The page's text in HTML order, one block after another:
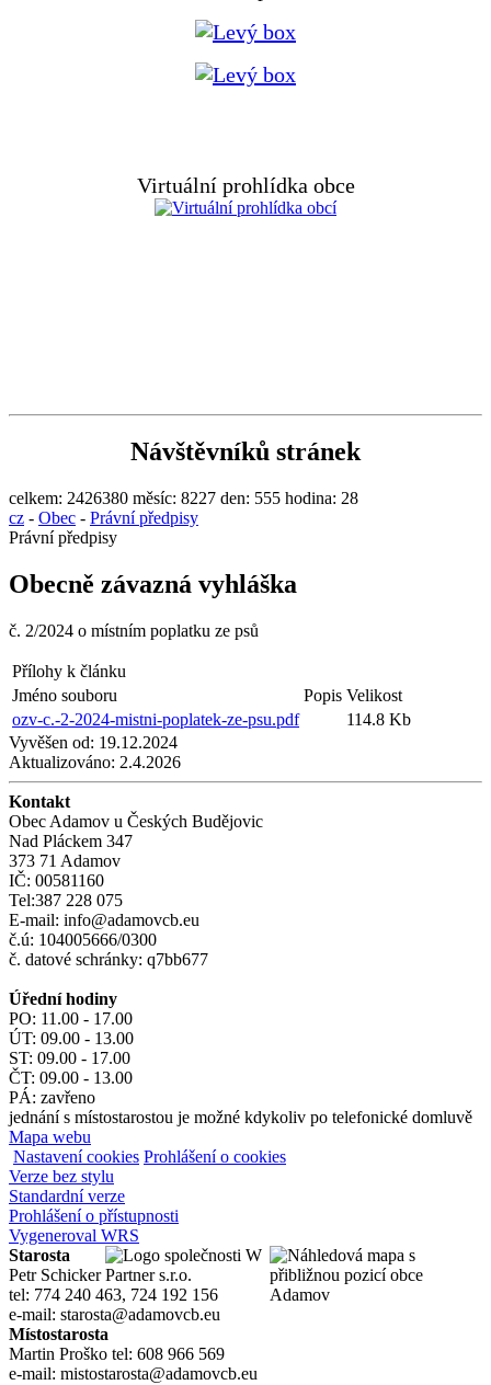
Virtuální prohlídka obce
Návštěvníků stránek
celkem: 2426380 měsíc: 8227 den: 555 hodina: 28
cz - Obec - Právní předpisy
Právní předpisy
Obecně závazná vyhláška
č. 2/2024 o místním poplatku ze psů
Přílohy k článku
Jméno souboru
Popis Velikost
ozv-c.-2-2024-mistni-poplatek-ze-psu.pdf
114.8 Kb
Vyvěšen od: 19.12.2024
Aktualizováno: 2.4.2026
Kontakt
Obec Adamov u Českých Budějovic
Nad Pláckem 347
373 71 Adamov
IČ: 00581160
Tel:387 228 075
E-mail: info@adamovcb.eu
č.ú: 104005666/0300
č. datové schránky: q7bb677
Úřední hodiny
PO: 11.00 - 17.00
ÚT: 09.00 - 13.00
ST: 09.00 - 17.00
ČT: 09.00 - 13.00
PÁ: zavřeno
jednání s místostarostou je možné kdykoliv po telefonické domluvě
Mapa webu
Nastavení cookies Prohlášení o cookies
Verze bez stylu
Standardní verze
Prohlášení o přístupnosti
Vygeneroval WRS
Starosta
Petr Schicker
tel: 774 240 463, 724 192 156
e-mail: starosta@adamovcb.eu
Místostarosta
Martin Proško tel: 608 966 569
e-mail: mistostarosta@adamovcb.eu